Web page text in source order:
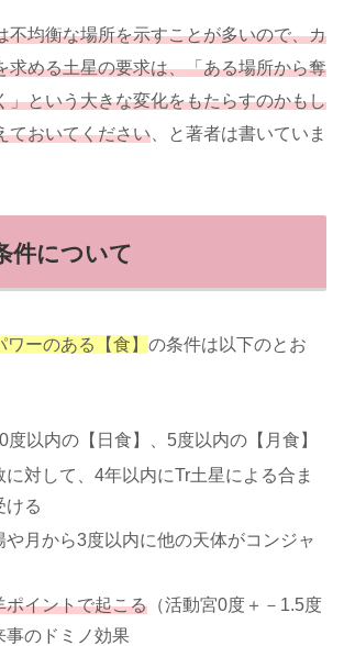
不均衡な場所を示すことが多いので、カ
求める土星の要求は、「ある場所から奪
」という大きな変化をもたらすのかもし
ておいてください 、と著者は書いていま
件について
ワーのある【食】 の条件は以下のとお
度以内の【日食】、5度以内の【月食】
に対して、4年以内にTr土星による合ま
ける
や月から3度以内に他の天体がコンジャ
ポイントで起こる （活動宮0度＋－1.5度
事のドミノ効果